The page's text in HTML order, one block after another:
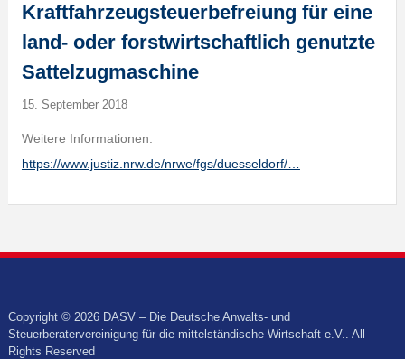
Kraftfahrzeugsteuerbefreiung für eine
land- oder forstwirtschaftlich genutzte
Sattelzugmaschine
15. September 2018
Weitere Informationen:
https://www.justiz.nrw.de/nrwe/fgs/duesseldorf/…
Copyright © 2026 DASV – Die Deutsche Anwalts- und
Steuerberatervereinigung für die mittelständische Wirtschaft e.V.. All
Rights Reserved